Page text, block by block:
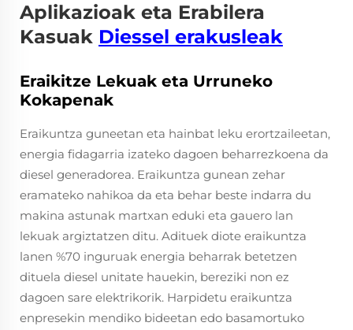
Aplikazioak eta Erabilera
Kasuak Diessel erakusleak
Eraikitze Lekuak eta Urruneko
Kokapenak
Eraikuntza guneetan eta hainbat leku erortzaileetan,
energia fidagarria izateko dagoen beharrezkoena da
diesel generadorea. Eraikuntza gunean zehar
eramateko nahikoa da eta behar beste indarra du
makina astunak martxan eduki eta gauero lan
lekuak argiztatzen ditu. Adituek diote eraikuntza
lanen %70 inguruak energia beharrak betetzen
dituela diesel unitate hauekin, bereziki non ez
dagoen sare elektrikorik. Harpidetu eraikuntza
enpresekin mendiko bideetan edo basamortuko